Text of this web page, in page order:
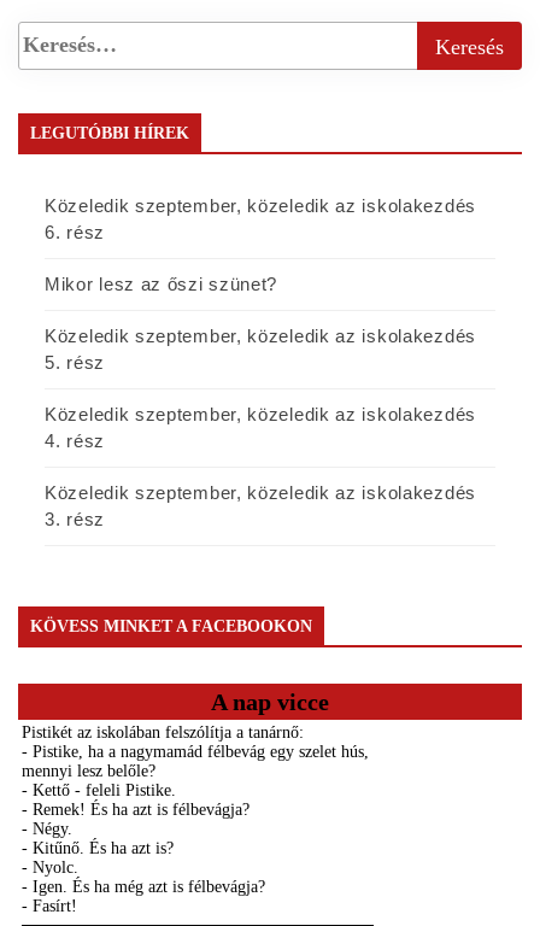
LEGUTÓBBI HÍREK
Közeledik szeptember, közeledik az iskolakezdés
6. rész
Mikor lesz az őszi szünet?
Közeledik szeptember, közeledik az iskolakezdés
5. rész
Közeledik szeptember, közeledik az iskolakezdés
4. rész
Közeledik szeptember, közeledik az iskolakezdés
3. rész
KÖVESS MINKET A FACEBOOKON
A nap vicce